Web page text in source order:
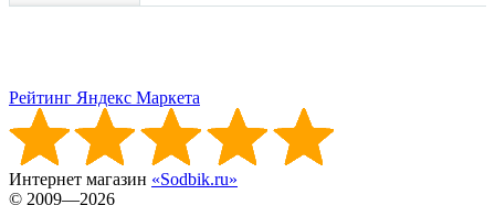
Рейтинг Яндекс Маркета
Интернет магазин «Sodbik.ru»
© 2009—2026